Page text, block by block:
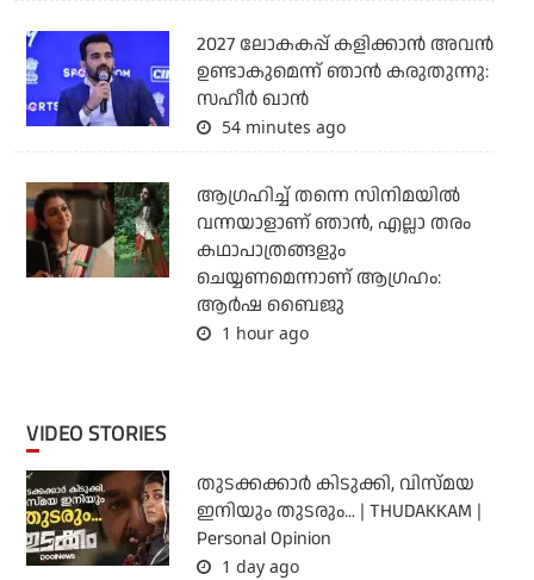
2027 ലോകകപ്പ് കളിക്കാന്‍ അവന്‍
ഉണ്ടാകുമെന്ന് ഞാന്‍ കരുതുന്നു:
സഹീര്‍ ഖാന്‍
54 minutes ago
ആഗ്രഹിച്ച് തന്നെ സിനിമയില്‍
വന്നയാളാണ് ഞാന്‍, എല്ലാ തരം
കഥാപാത്രങ്ങളും
ചെയ്യണമെന്നാണ് ആഗ്രഹം:
ആര്‍ഷ ബൈജു
1 hour ago
VIDEO STORIES
തുടക്കക്കാര്‍ കിടുക്കി, വിസ്മയ
ഇനിയും തുടരും... | THUDAKKAM |
Personal Opinion
1 day ago